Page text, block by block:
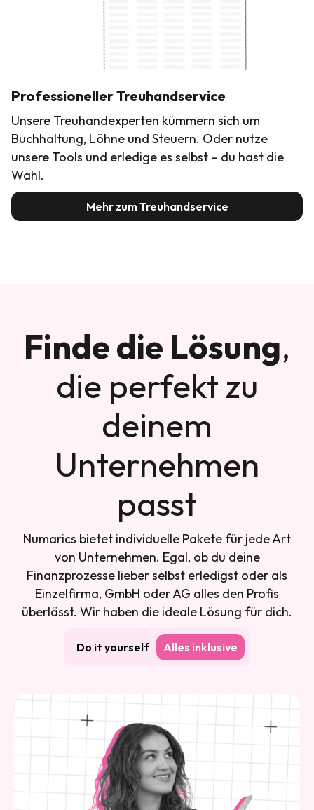
Professioneller Treuhandservice
Unsere Treuhandexperten kümmern sich um
Buchhaltung, Löhne und Steuern. Oder nutze
unsere Tools und erledige es selbst – du hast die
Wahl.
Mehr zum Treuhandservice
Finde die Lösung,
die perfekt zu
deinem
Unternehmen
passt
Numarics bietet individuelle Pakete für jede Art
von Unternehmen. Egal, ob du deine
Finanzprozesse lieber selbst erledigst oder als
Einzelfirma, GmbH oder AG alles den Profis
überlässt. Wir haben die ideale Lösung für dich.
Do it yourself Alles inklusive